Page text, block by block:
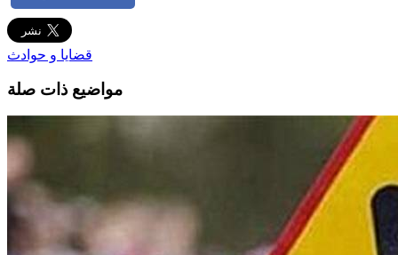
قضايا و حوادث
مواضيع ذات صلة